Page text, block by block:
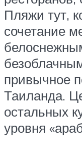
Пляжи тут,
сочетание
привычное
Таиланда.
остальных
уровня